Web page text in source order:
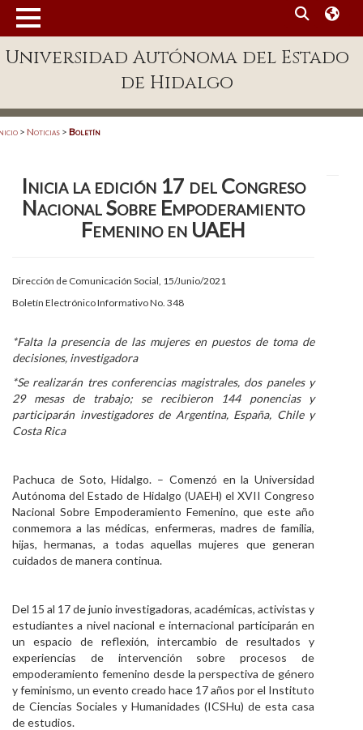
Enlaces
Patronato
Plataforma Garza
Acreditación Internacional
Aspirantes
Personal
Alumni
Universidad Autónoma del Estado
de Hidalgo
> Noticias > Boletín
Inicia la edición 17 del Congreso
Nacional Sobre Empoderamiento
Femenino en UAEH
Dirección de Comunicación Social, 15/Junio/2021
Boletín Electrónico Informativo No. 348
*Falta la presencia de las mujeres en puestos de toma de
decisiones, investigadora
*Se realizarán tres conferencias magistrales, dos paneles y
29 mesas de trabajo; se recibieron 144 ponencias y
participarán investigadores de Argentina, España, Chile y
Costa Rica
Pachuca de Soto, Hidalgo. – Comenzó en la Universidad
Autónoma del Estado de Hidalgo (UAEH) el XVII Congreso
Nacional Sobre Empoderamiento Femenino, que este año
conmemora a las médicas, enfermeras, madres de familia,
hijas, hermanas, a todas aquellas mujeres que generan
cuidados de manera continua.
Del 15 al 17 de junio investigadoras, académicas, activistas y
estudiantes a nivel nacional e internacional participarán en
un espacio de reflexión, intercambio de resultados y
experiencias de intervención sobre procesos de
empoderamiento femenino desde la perspectiva de género
y feminismo, un evento creado hace 17 años por el Instituto
de Ciencias Sociales y Humanidades (ICSHu) de esta casa
de estudios.